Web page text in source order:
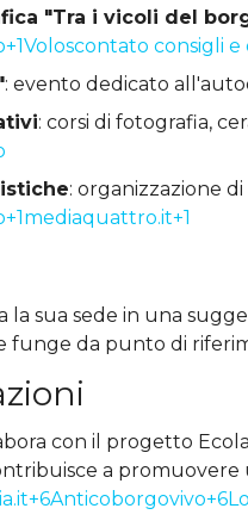
"Tra i vicoli del
consigli e
: evento dedicato
: corsi di fotografia,
: organizzazione
la sua sede in una
funge da punto di
con il progetto
a